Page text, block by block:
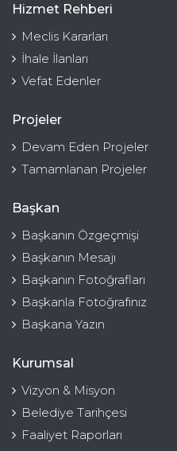
Hizmet Rehberi
Meclis Kararları
İhale İlanları
Vefat Edenler
Projeler
Devam Eden Projeler
Tamamlanan Projeler
Başkan
Başkanın Özgeçmişi
Başkanın Mesajı
Başkanın Fotoğrafları
Başkanla Fotoğrafınız
Başkana Yazın
Kurumsal
Vizyon & Misyon
Belediye Tarihçesi
Faaliyet Raporları